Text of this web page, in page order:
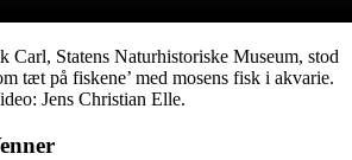
Statens Naturhistoriske Museum, stod
tæt på fiskene’ med mosens fisk i akvarie.
Jens Christian Elle.